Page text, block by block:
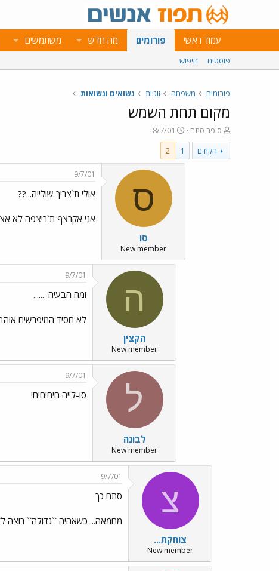
עמוד ראשי פורומים מה חדש משתמשים
פוסטים חיפוש
פורומים משפחה זוגיות נשואים ונשואות
מקום תחת השמש
פ
ו
ת
ח
סופר סתם
פ
ו
ס
ת
א
8/7/01
הקודם
1
2
ס
סו
New member
9/7/01
אולי ת`צריך שולייה...??
אני אקרצף ת`ריצפה לא
ה
הקצין
New member
9/7/01
ומה הבעיה .......
לא חסיד המיפרשים
ל
לבונה
New member
9/7/01
סו-לייה חיחיחיחי
צ
צוחקת...
New member
9/7/01
סתם כך
מחמאה... כשאהיה ``גדולה`` רוצה